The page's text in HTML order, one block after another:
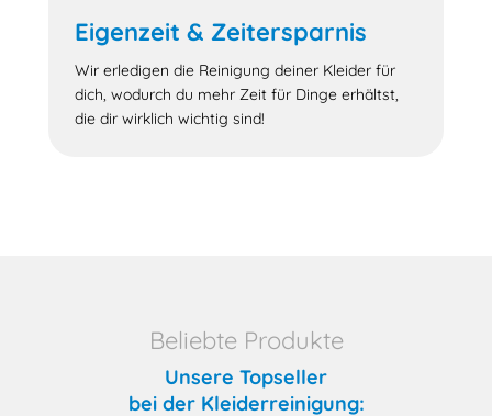
Eigenzeit & Zeitersparnis
Wir erledigen die Reinigung deiner Kleider für
dich, wodurch du mehr Zeit für Dinge erhältst,
die dir wirklich wichtig sind!
Beliebte Produkte
Unsere Topseller
bei der Kleiderreinigung: